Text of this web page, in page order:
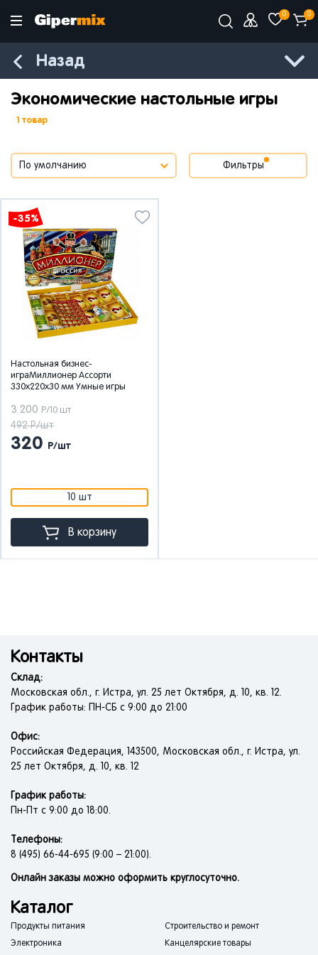
0 0
Назад
Экономические настольные игры
1 товар
Фильтры
-35%
Настольная бизнес-
играМиллионер Ассорти
330х220х30 мм Умные игры
3 200 Р/10 шт
492 Р/шт
320 Р/шт
10 шт
В корзину
Контакты
Склад:
Московская обл., г. Истра, ул. 25 лет Октября, д. 10, кв. 12.
График работы: ПН-СБ с 9:00 до 21:00
Офис:
Российская Федерация, 143500, Московская обл., г. Истра, ул.
25 лет Октября, д. 10, кв. 12
График работы:
Пн-Пт с 9:00 до 18:00.
Телефоны:
8 (495) 66-44-695 (9:00 – 21:00).
Онлайн заказы можно оформить круглосуточно.
Каталог
Продукты питания
Строительство и ремонт
Электроника
Канцелярские товары